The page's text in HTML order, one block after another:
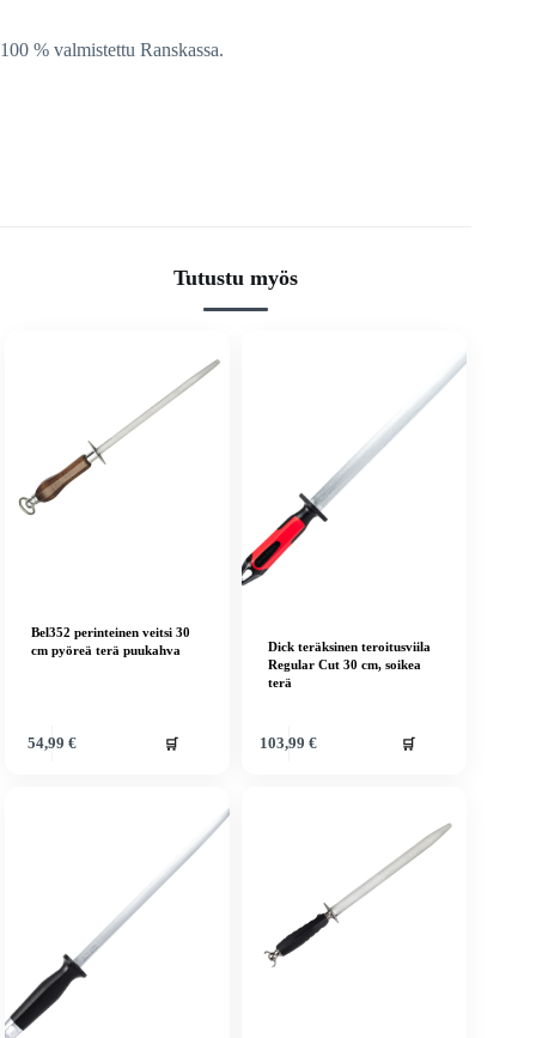
100 % valmistettu Ranskassa.
Tutustu myös
Bel352 perinteinen veitsi 30
cm pyöreä terä puukahva
54,99 € 🛒
Dick teräksinen teroitusviila
Regular Cut 30 cm, soikea
terä
103,99€ 🛒